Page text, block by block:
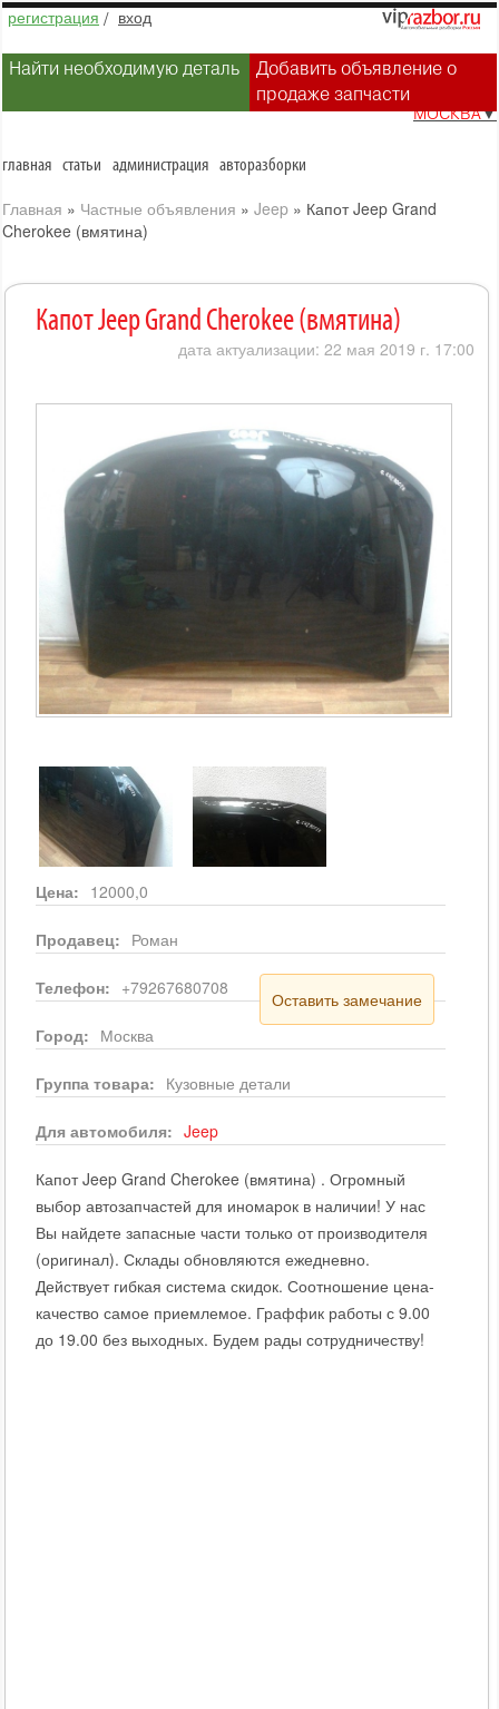
регистрация / вход
Найти необходимую деталь
Добавить объявление о
продаже запчасти
МОСКВА▼
главная статьи администрация авторазборки
Главная » Частные объявления » Jeep » Капот Jeep Grand
Cherokee (вмятина)
Капот Jeep Grand Cherokee (вмятина)
дата актуализации: 22 мая 2019 г. 17:00
Цена: 12000,0
Продавец: Роман
Телефон: +79267680708
Оставить замечание
Город: Москва
Группа товара: Кузовные детали
Для автомобиля: Jeep
Капот Jeep Grand Cherokee (вмятина) . Огромный
выбор автозапчастей для иномарок в наличии! У нас
Вы найдете запасные части только от производителя
(оригинал). Склады обновляются ежедневно.
Действует гибкая система скидок. Соотношение цена-
качество самое приемлемое. Граффик работы с 9.00
до 19.00 без выходных. Будем рады сотрудничеству!